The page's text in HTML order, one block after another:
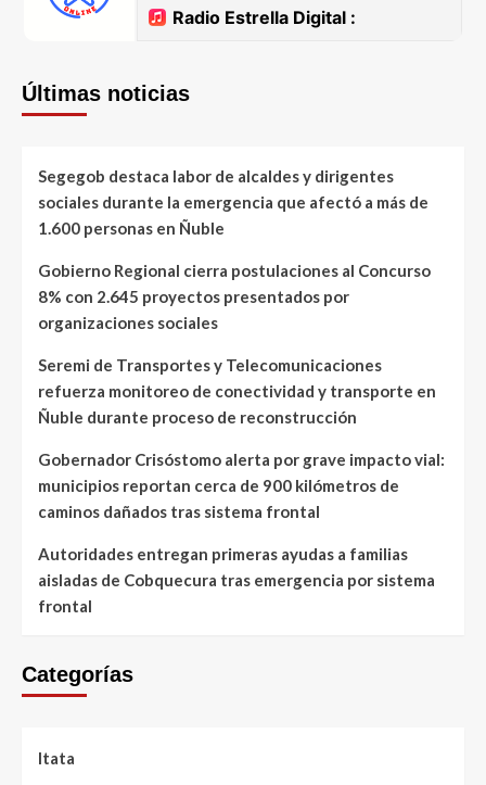
Últimas noticias
Segegob destaca labor de alcaldes y dirigentes
sociales durante la emergencia que afectó a más de
1.600 personas en Ñuble
Gobierno Regional cierra postulaciones al Concurso
8% con 2.645 proyectos presentados por
organizaciones sociales
Seremi de Transportes y Telecomunicaciones
refuerza monitoreo de conectividad y transporte en
Ñuble durante proceso de reconstrucción
Gobernador Crisóstomo alerta por grave impacto vial:
municipios reportan cerca de 900 kilómetros de
caminos dañados tras sistema frontal
Autoridades entregan primeras ayudas a familias
aisladas de Cobquecura tras emergencia por sistema
frontal
Categorías
Itata